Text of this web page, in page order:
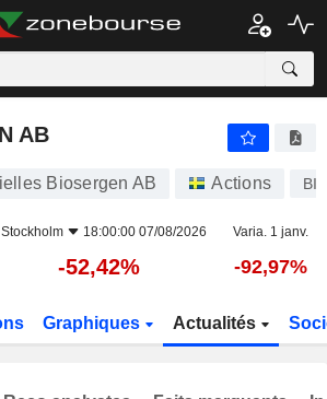
AB
Biosergen AB Actions
18:00:00 07/08/2026 Varia. 1 janv.
-52,42% -92,97%
Graphiques Actualités